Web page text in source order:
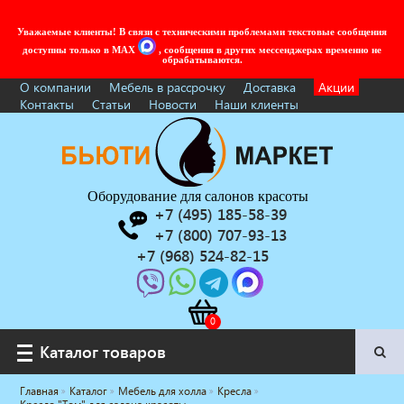
Уважаемые клиенты! В связи с техническими проблемами текстовые сообщения
доступны только в MAX
, сообщения в других мессенджерах временно не
обрабатываются.
О компании Мебель в рассрочку Доставка
Акции
Контакты
Статьи Новости Наши клиенты
Оборудование для салонов красоты
+7 (495) 185-58-39
+7 (800) 707-93-13
+7 (968) 524-82-15
Каталог товаров
Каталог товаров
Главная Каталог Мебель для холла
Кресла